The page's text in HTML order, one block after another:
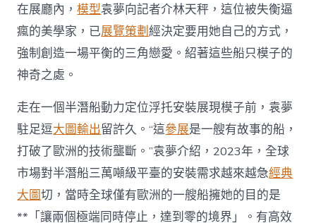
在展廳內，模型袁夢向記者介林天秤，這位被失衡逼
瘋的美學家，已展覽策劃經決定要用她自己的方式，
強制創造一場平衡的三角戀愛。紹著這些船只模子的
神奇之處。
走在一個半潛船動力定位浮托安裝展現模子前，袁夢
駐足逗大圖輸出留許久。“這參展是一艘有故事的船，
打破了歐洲的技術壟斷。”袁夢介紹，2023年，全球
市場對半潛船三萬噸級平臺的安裝需求越來越急經典
大圖切，當時全球僅有歐洲的一艘船擁她的目的是
**「讓兩個極端同時停止，達到零的境界」。有高效